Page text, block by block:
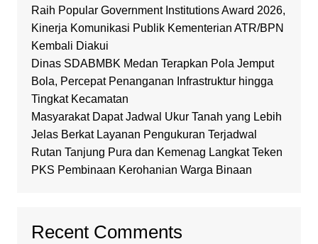
Raih Popular Government Institutions Award 2026,
Kinerja Komunikasi Publik Kementerian ATR/BPN
Kembali Diakui
Dinas SDABMBK Medan Terapkan Pola Jemput
Bola, Percepat Penanganan Infrastruktur hingga
Tingkat Kecamatan
Masyarakat Dapat Jadwal Ukur Tanah yang Lebih
Jelas Berkat Layanan Pengukuran Terjadwal
Rutan Tanjung Pura dan Kemenag Langkat Teken
PKS Pembinaan Kerohanian Warga Binaan
Recent Comments